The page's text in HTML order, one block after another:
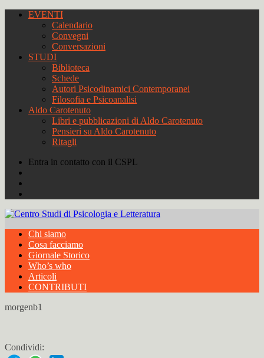
EVENTI
Calendario
Convegni
Conversazioni
STUDI
Biblioteca
Schede
Autori Psicodinamici Contemporanei
Filosofia e Psicoanalisi
Aldo Carotenuto
Libri e pubblicazioni di Aldo Carotenuto
Pensieri su Aldo Carotenuto
Ritagli
Entra in contatto con il CSPL
Chi siamo
Cosa facciamo
Giornale Storico
Who’s who
Articoli
CONTRIBUTI
morgenb1
Condividi: